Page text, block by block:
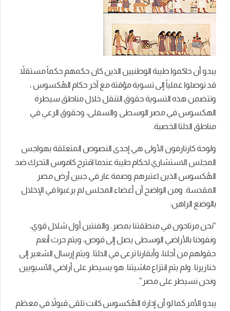
يبدو أن حاكموا طيبة الوطنيين الذين كان حكمهم حكماً مستقلاً
قد توصلوا عملياً إلى تسوية مؤقتة مع آخر حكام الهُكسوس ،
وتتضمن هذه التسوية حقوق التنقل خلال مناطق سيطرة
الهكسوس في مصر الوسطى والسفلى، وحقوق الرعي في
مناطق الدلتا الخصبة.
ولوحة كارنارفون الأولى هي إحدى النصوص المتعلقة بهواجس
المجلس الاستشاري لحكام طيبة عندما اقترح كاموس التحرك ضد
الهُكسوس الذين اعتبرهم وصمة عار في جبين أرض مصر
المقدسة. ومن الواضح أن أعضاء المجلس لم يرغبوا في الإخلال
بالوضع الراهن:
“نحن مرتاحون في منطقتنا بمصر. والفنتين أول شلال قوي،
ونفوذنا بالأراضي الوسطى يصل إلى قوص، ويتم حرث أنعم
حقولهم من أجلنا، وأبقارنا ترعى في الدلتا. ويتم إرسال الشعير إلى
خنازيرنا. ولم يتم انتزاع ماشيتنا. هو يسيطر على أراضي الآسيويين
ونحن نسيطر على مصر”.
يبدو الأمر كما لو أن إدارة الهُكسوس كانت تلقى قبولاً في معظم